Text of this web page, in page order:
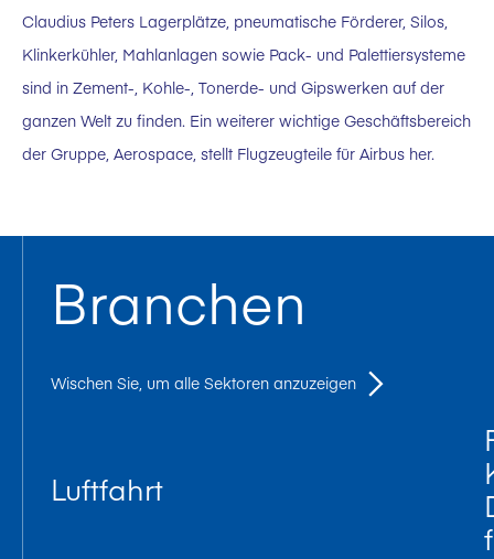
Claudius Peters Lagerplätze, pneumatische Förderer, Silos,
Klinkerkühler, Mahlanlagen sowie Pack- und Palettiersysteme
sind in Zement-, Kohle-, Tonerde- und Gipswerken auf der
ganzen Welt zu finden. Ein weiterer wichtige Geschäftsbereich
der Gruppe, Aerospace, stellt Flugzeugteile für Airbus her.
Branchen
Wischen Sie, um alle Sektoren anzuzeigen
Luftfahrt